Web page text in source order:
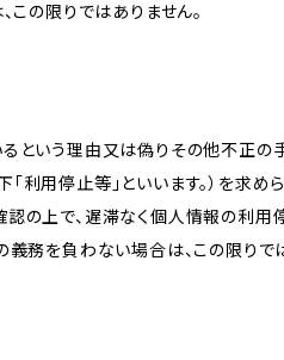
この限りではありません。
という理由又は偽りその他不正の
用停止等」といいます。）を求めら
の上で、遅滞なく個人情報の利用
義務を負わない場合は、この限りで